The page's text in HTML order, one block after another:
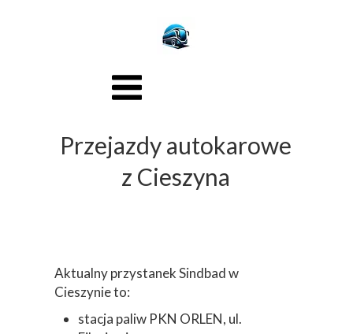
Aktualny przystanek Sindbad w
Cieszynie to:
stacja paliw PKN ORLEN, ul.
Przejazdy autokarowe
z Cieszyna